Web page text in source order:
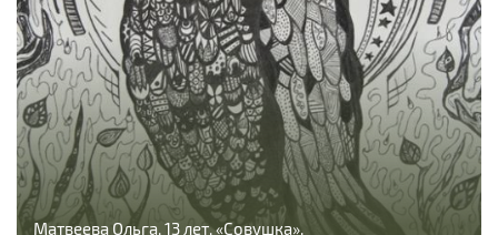
Матвеева Ольга, 13 лет, «Совушка».